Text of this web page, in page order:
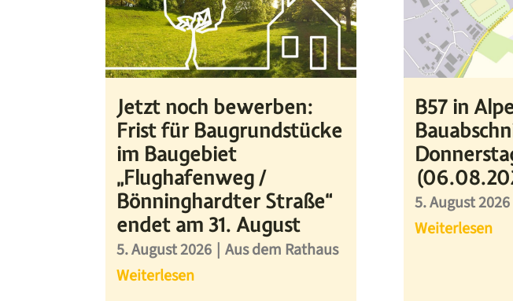
Jetzt noch bewerben:
Frist für Baugrundstücke
im Baugebiet
„Flughafenweg /
Bönninghardter Straße“
endet am 31. August
5. August 2026 | Aus dem Rathaus
Weiterlesen
B57 in
5. August 2026
Weiterlesen